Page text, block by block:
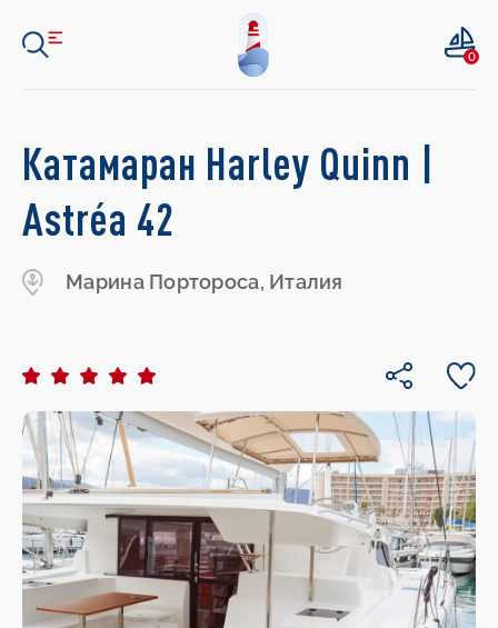
0
Катамаран Harley Quinn |
Astréa 42
Марина Портороса, Италия